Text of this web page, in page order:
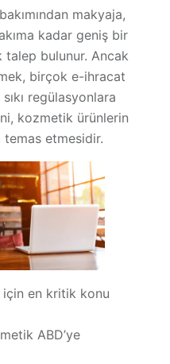
makyaja,
kadar geniş bir
talep bulunur. Ancak
birçok e-ihracat
regülasyonlara
kozmetik ürünlerin
temas etmesidir.
için en kritik konu
ABD’ye